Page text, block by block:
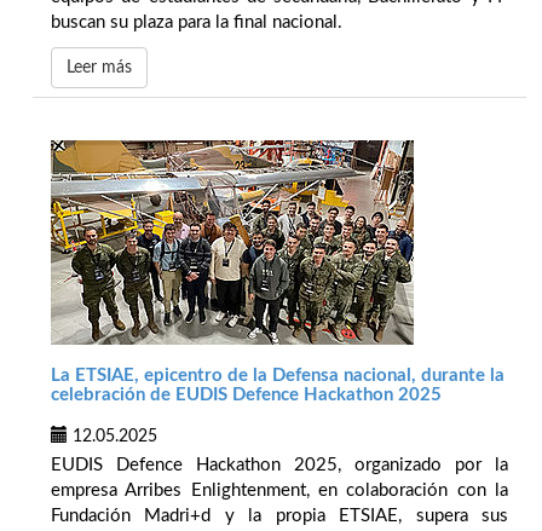
buscan su plaza para la final nacional.
Leer más
La ETSIAE, epicentro de la Defensa nacional, durante la
celebración de EUDIS Defence Hackathon 2025
12.05.2025
EUDIS Defence Hackathon 2025, organizado por la
empresa Arribes Enlightenment, en colaboración con la
Fundación Madri+d y la propia ETSIAE, supera sus